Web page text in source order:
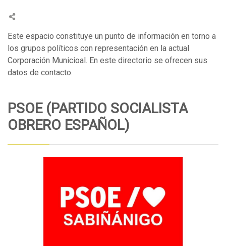
Este espacio constituye un punto de información en torno a
los grupos políticos con representación en la actual
Corporación Municioal. En este directorio se ofrecen sus
datos de contacto.
PSOE (PARTIDO SOCIALISTA
OBRERO ESPAÑOL)